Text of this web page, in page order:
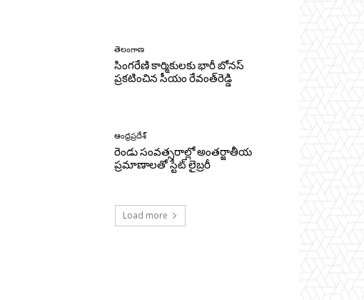
తెలంగాణ
సింగరేణి కార్మికులకు భారీ బోనస్‌
ప్రకటించిన సీయం రేవంత్‌రెడ్డి
ఆంధ్రప్రదేశ్
రెండు సంవత్సరాల్లో అంతర్జాతీయ
ప్రమాణాలతో స్టేట్ లైబ్రరీ
Load more